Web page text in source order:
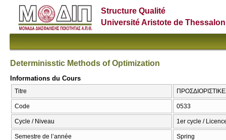
Structure Qualité
Université Aristote de
Determinisstic Methods of Optimization
Informations du Cours
Titre
Code 0533
Cycle / Niveau 1er cycle /
Semestre de l’année Spring